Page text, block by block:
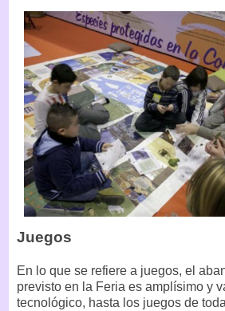
Juegos
En lo que se refiere a juegos, el
previsto en la Feria es amplísimo y
tecnológico, hasta los juegos de